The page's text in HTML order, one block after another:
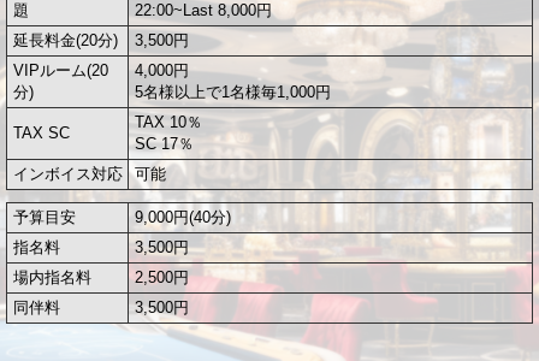
題
22:00~Last 8,000円
延長料金(20分)
3,500円
VIPルーム(20
分)
4,000円
5名様以上で1名様毎1,000円
TAX SC
TAX 10％
SC 17％
インボイス対応
可能
予算目安
9,000円(40分)
指名料
3,500円
場内指名料
2,500円
同伴料
3,500円